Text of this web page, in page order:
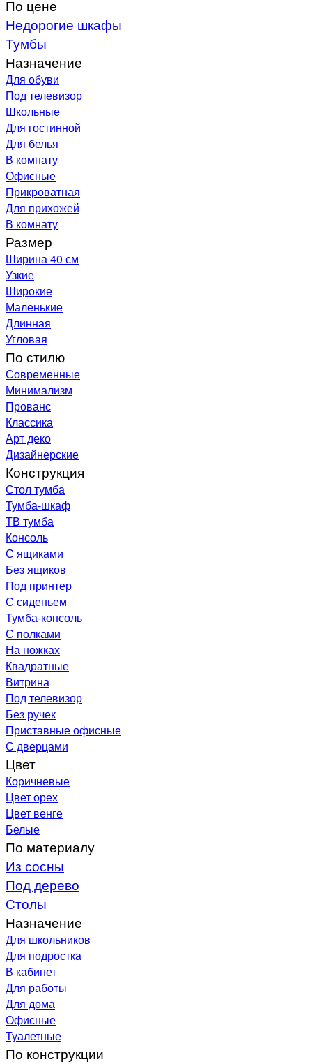
По цене
Недорогие шкафы
Тумбы
Назначение
Для обуви
Под телевизор
Школьные
Для гостинной
Для белья
В комнату
Офисные
Прикроватная
Для прихожей
В комнату
Размер
Ширина 40 см
Узкие
Широкие
Маленькие
Длинная
Угловая
По стилю
Современные
Минимализм
Прованс
Классика
Арт деко
Дизайнерские
Конструкция
Стол тумба
Тумба-шкаф
ТВ тумба
Консоль
С ящиками
Без ящиков
Под принтер
С сиденьем
Тумба-консоль
С полками
На ножках
Квадратные
Витрина
Под телевизор
Без ручек
Приставные офисные
С дверцами
Цвет
Коричневые
Цвет орех
Цвет венге
Белые
По материалу
Из сосны
Под дерево
Столы
Назначение
Для школьников
Для подростка
В кабинет
Для работы
Для дома
Офисные
Туалетные
По конструкции